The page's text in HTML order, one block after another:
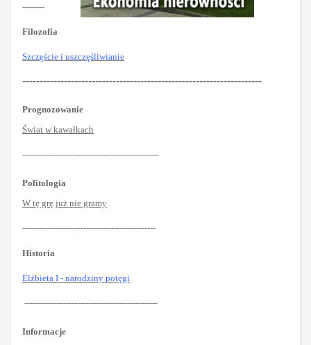
--------
Filozofia
Szczęście i uszczęśliwianie
---------------------------------------------------------------------
Prognozowanie
Świat w kawałkach
-------------------------------------------------
Politologia
W tę grę już nie gramy
------------------------------------------------
Historia
Elżbieta I - narodziny potęgi
------------------------------------------------
Informacje